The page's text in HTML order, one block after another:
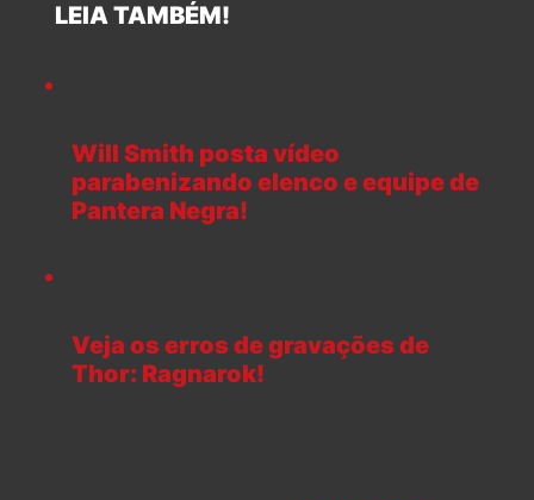
LEIA TAMBÉM!
Will Smith posta vídeo
parabenizando elenco e equipe de
Pantera Negra!
Veja os erros de gravações de
Thor: Ragnarok!